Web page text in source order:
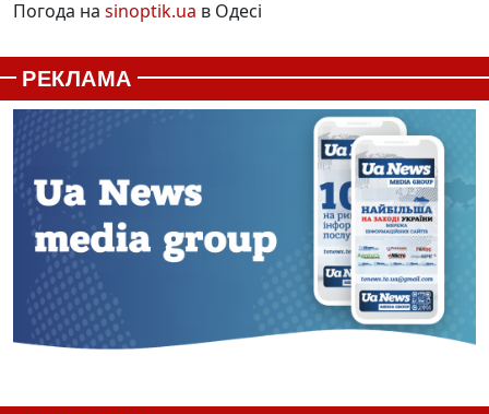
Погода на sinoptik.ua в Одесі
РЕКЛАМА